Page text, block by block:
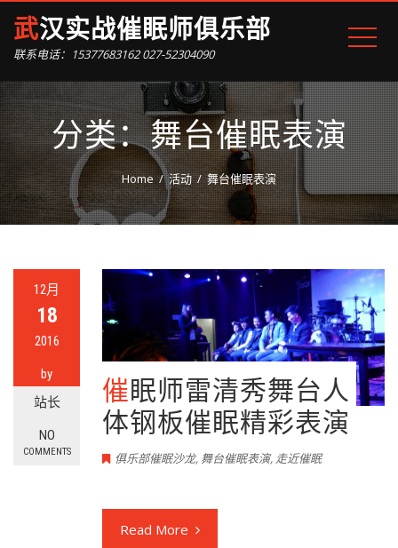
武汉实战催眠师俱乐部
联系电话：15377683162 027-52304090
分类：舞台催眠表演
Home 活动 舞台催眠表演
12月
18
2016
by
站长
NO
COMMENTS
催眠师雷清秀舞台人
体钢板催眠精彩表演
俱乐部催眠沙龙, 舞台催眠表演, 走近催眠
Read More